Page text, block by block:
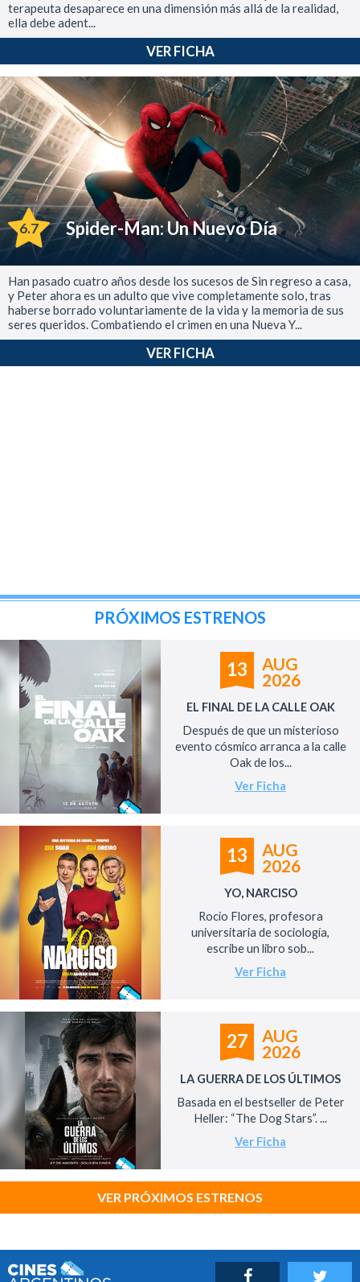
terapeuta desaparece en una dimensión más allá de la realidad,
ella debe adent...
VER FICHA
6.7 Spider-Man: Un Nuevo Día
Han pasado cuatro años desde los sucesos de Sin regreso a casa,
y Peter ahora es un adulto que vive completamente solo, tras
haberse borrado voluntariamente de la vida y la memoria de sus
seres queridos. Combatiendo el crimen en una Nueva Y...
VER FICHA
PRÓXIMOS ESTRENOS
13
AUG
2026
EL FINAL DE LA CALLE OAK
Después de que un misterioso
evento cósmico arranca a la calle
Oak de los...
Ver Ficha
13
AUG
2026
YO, NARCISO
Rocío Flores, profesora
universitaria de sociología,
escribe un libro sob...
Ver Ficha
27
AUG
2026
LA GUERRA DE LOS ÚLTIMOS
Basada en el bestseller de Peter
Heller: “The Dog Stars”. ...
Ver Ficha
VER PRÓXIMOS ESTRENOS